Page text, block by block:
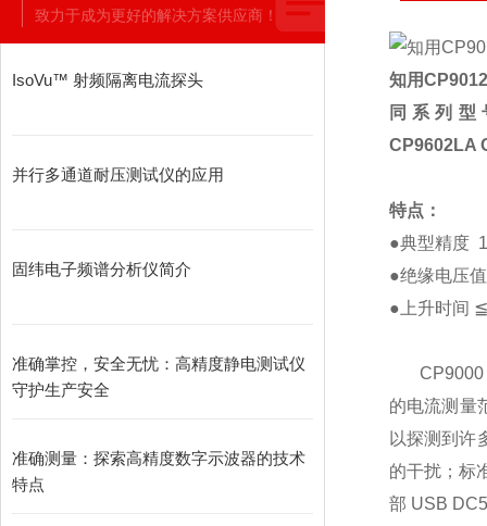
致力于成为更好的解决方案供应商！
IsoVu™ 射频隔离电流探头
并行多通道耐压测试仪的应用
固纬电子频谱分析仪简介
准确掌控，安全无忧：高精度静电测试仪
守护生产安全
准确测量：探索高精度数字示波器的技术
特点
知用
同系列型
CP9602LA
特点：
●典型精度
●绝缘电压值
● 上升时间 ≦
CP9000
的电流测量
以探测到许
的干扰；标
部 USB